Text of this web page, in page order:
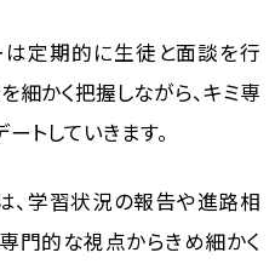
は定期的に生徒と面談を行
細かく把握しながら、キミ専
トしていきます。
、学習状況の報告や進路相
門的な視点からきめ細かく